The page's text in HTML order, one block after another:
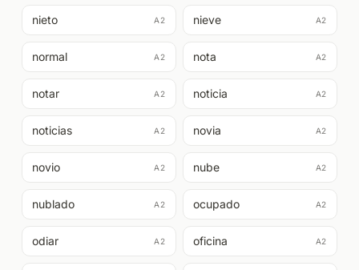
nieto A2 nieve A2
normal A2 nota A2
notar A2 noticia A2
noticias A2 novia A2
novio A2 nube A2
nublado A2 ocupado A2
odiar A2 oficina A2